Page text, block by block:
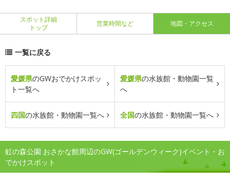
スポット詳細
トップ
営業時間など 地図・アクセス
一覧に戻る
愛媛県のGWおでかけスポッ
ト一覧へ
愛媛県の水族館・動物園一覧
へ
四国の水族館・動物園一覧へ 全国の水族館・動物園一覧へ
虹の森公園 おさかな館周辺のGW(ゴールデンウィーク)イベント・お
でかけスポット